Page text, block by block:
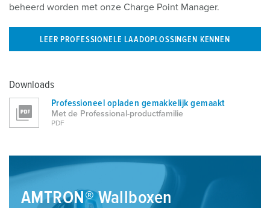
beheerd worden met onze Charge Point Manager.
LEER PROFESSIONELE LAADOPLOSSINGEN KENNEN
Downloads
Professioneel opladen gemakkelijk gemaakt
Met de Professional-productfamilie
PDF
AMTRON® Wallboxen